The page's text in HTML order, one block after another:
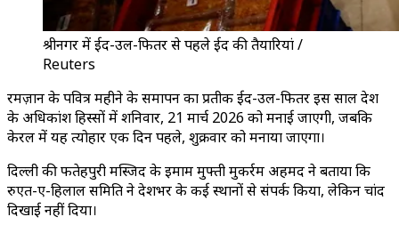
श्रीनगर में ईद-उल-फितर से पहले ईद की तैयारियां /
Reuters
रमज़ान के पवित्र महीने के समापन का प्रतीक ईद-उल-फितर इस साल देश
के अधिकांश हिस्सों में शनिवार, 21 मार्च 2026 को मनाई जाएगी, जबकि
केरल में यह त्योहार एक दिन पहले, शुक्रवार को मनाया जाएगा।
दिल्ली की फतेहपुरी मस्जिद के इमाम मुफ्ती मुकर्रम अहमद ने बताया कि
रुएत-ए-हिलाल समिति ने देशभर के कई स्थानों से संपर्क किया, लेकिन चांद
दिखाई नहीं दिया।